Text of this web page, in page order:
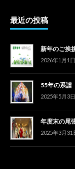
最近の投稿
新年のご挨
2026年1月1日
55年の系譜
2025年5月3日
年度末の尾
2025年3月31